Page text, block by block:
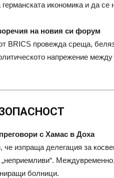
икономика и да
на новия си форум
BRICS провежда среща,
напрежение
с Хамас в Доха
изпраща делегация за
болници.